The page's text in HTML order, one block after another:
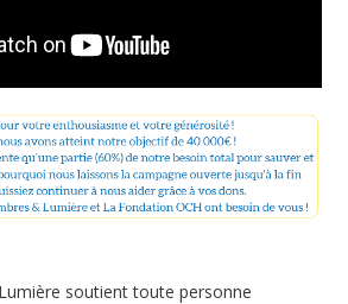
soutient toute personne